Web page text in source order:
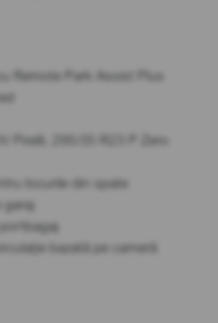
Remote Park Assist Plus
Pirelli, 295/35 R23 P Zero
locurile din spate
garaj
bazată pe cameră